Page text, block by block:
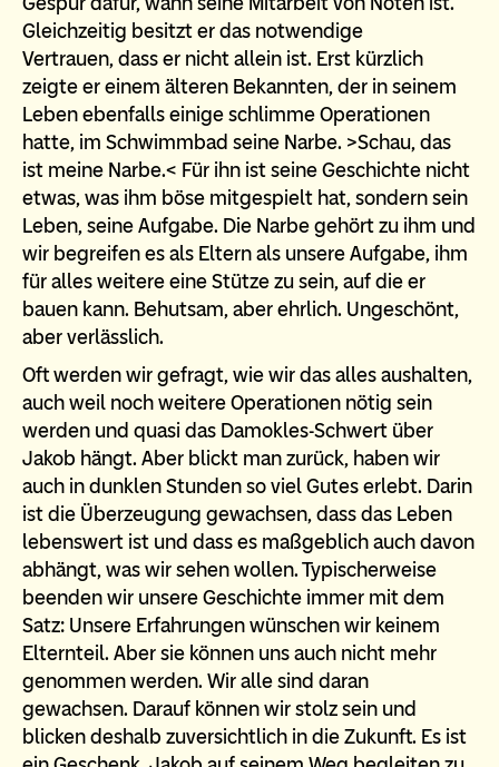
Gleichzeitig besitzt er das notwendige
Vertrauen, dass er nicht allein ist. Erst kürzlich
zeigte er einem älteren Bekannten, der in seinem
Leben ebenfalls einige schlimme Operationen
hatte, im Schwimmbad seine Narbe. >Schau, das
ist meine Narbe.< Für ihn ist seine Geschichte nicht
etwas, was ihm böse mitgespielt hat, sondern sein
Leben, seine Aufgabe. Die Narbe gehört zu ihm und
wir begreifen es als Eltern als unsere Aufgabe, ihm
für alles weitere eine Stütze zu sein, auf die er
bauen kann. Behutsam, aber ehrlich. Ungeschönt,
aber verlässlich.
Oft werden wir gefragt, wie wir das alles aushalten,
auch weil noch weitere Operationen nötig sein
werden und quasi das Damokles-Schwert über
Jakob hängt. Aber blickt man zurück, haben wir
auch in dunklen Stunden so viel Gutes erlebt. Darin
ist die Überzeugung gewachsen, dass das Leben
lebenswert ist und dass es maßgeblich auch davon
abhängt, was wir sehen wollen. Typischerweise
beenden wir unsere Geschichte immer mit dem
Satz: Unsere Erfahrungen wünschen wir keinem
Elternteil. Aber sie können uns auch nicht mehr
genommen werden. Wir alle sind daran
gewachsen. Darauf können wir stolz sein und
blicken deshalb zuversichtlich in die Zukunft. Es ist